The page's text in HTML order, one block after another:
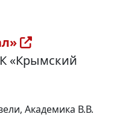
«Крымский
Академика В.В.